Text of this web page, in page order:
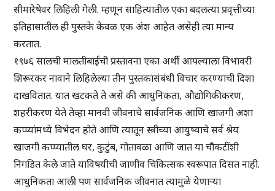
सीमारेषेवर लिहिली गेली. म्हणून साहित्यातील एका बदलत्या प्रवृत्तीच्या
इतिहासातील ही पुस्तके केवळ एक अंश आहेत असेही त्या मान्य
करतात.
१९७६ सालची मालतीबाईंची प्रस्तावना एका अर्थी आपल्याला विभावरी
शिरूरकर नावाने लिहिलेल्या तीन पुस्तकांसंबंधी विचार करण्याची दिशा
दाखवितात. यात खटकते ते असे की आधुनिकता, औद्योगिकीकरण,
शहरीकरण येते तेव्हा मानवी जीवनाचे सार्वजनिक आणि खाजगी अशा
कप्प्यांमध्ये विभेदन होते आणि त्यातून स्त्रीच्या आयुष्याचे सर्व श्रेय
खाजगी कप्प्यातील घर, कुटुंब, गोतावळा आणि जात या चौकटींशी
निगडित केले जाते याविषयीची जाणीव चिकित्सक स्वरूपात दिसत नाही.
आधुनिकता आली पण सार्वजनिक जीवनात त्यामुळे येणाऱ्या